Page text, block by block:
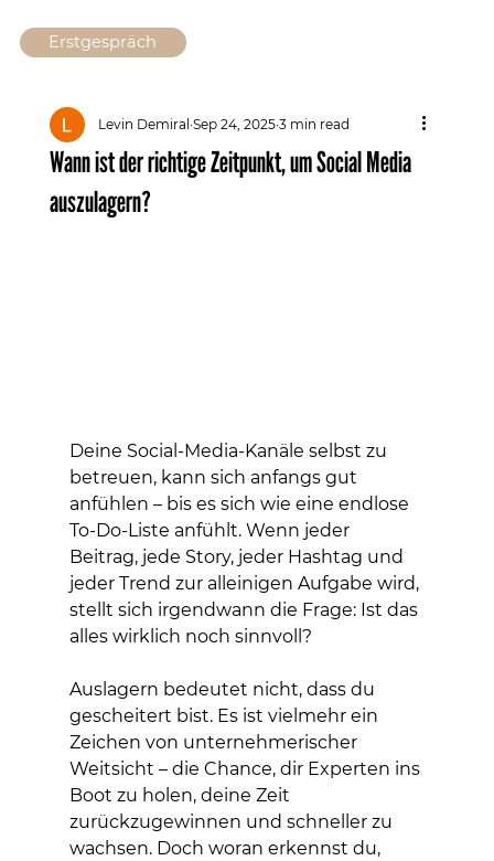
Erstgespräch
Wann ist der richtige Zeitpunkt, um Social Media
auszulagern?
Levin Demiral Sep 24, 2025 3 min read
Deine Social-Media-Kanäle selbst zu
betreuen, kann sich anfangs gut
anfühlen – bis es sich wie eine endlose
To-Do-Liste anfühlt. Wenn jeder
Beitrag, jede Story, jeder Hashtag und
jeder Trend zur alleinigen Aufgabe wird,
stellt sich irgendwann die Frage: Ist das
alles wirklich noch sinnvoll?
Auslagern bedeutet nicht, dass du
gescheitert bist. Es ist vielmehr ein
Zeichen von unternehmerischer
Weitsicht – die Chance, dir Experten ins
Boot zu holen, deine Zeit
zurückzugewinnen und schneller zu
wachsen. Doch woran erkennst du,